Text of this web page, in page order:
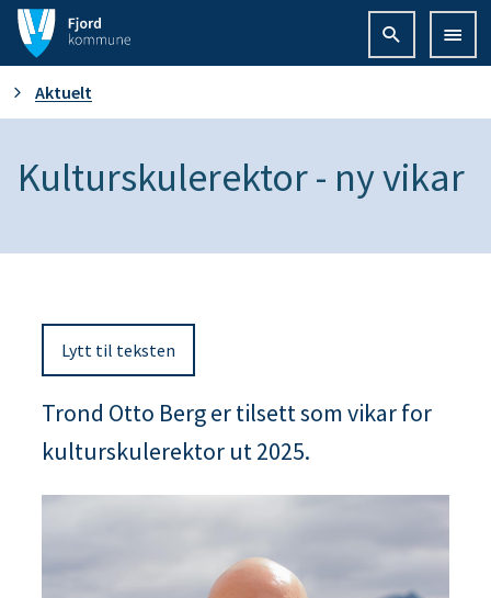
F
j
o
r
o
m
m
u
D
r
Aktuelt
Kulturskulerektor - ny vikar
Lytt til teksten
Trond Otto Berg er tilsett som vikar for
kulturskulerektor ut 2025.